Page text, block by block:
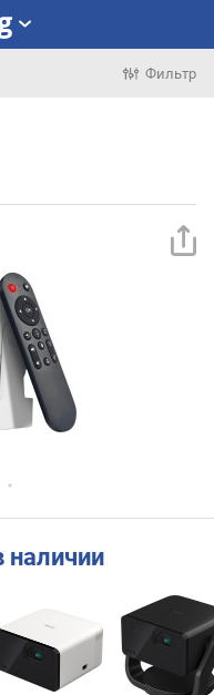
Фильтр
наличии